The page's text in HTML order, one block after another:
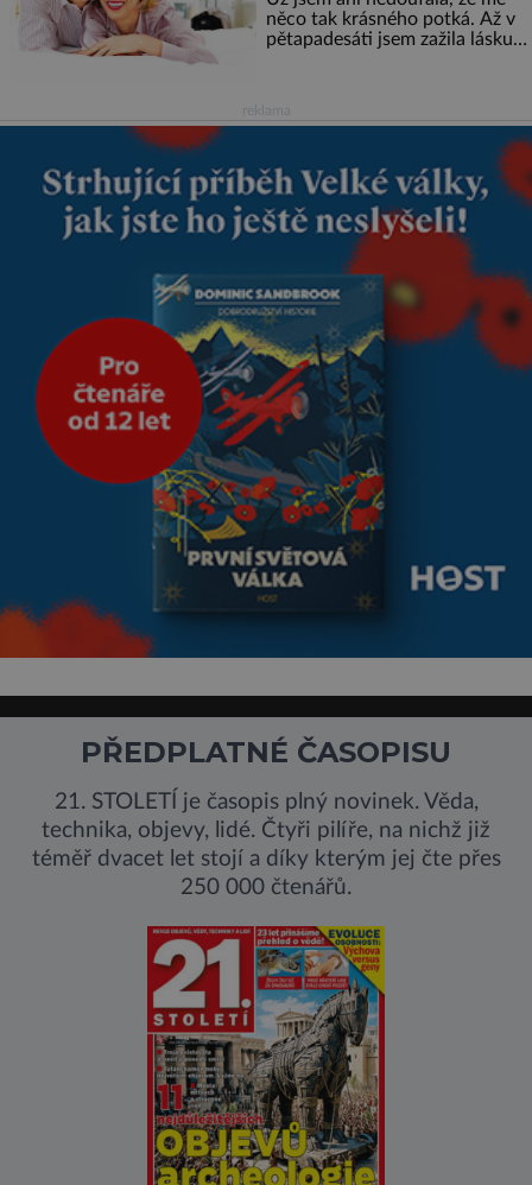
něco tak krásného potká. Až v
pětapadesáti jsem zažila lásku
nás dali dohromady, Toník byl
dobře zaopatřený mladý muž.
Manželství nám oběma moc
nesvědčilo, brzy jsme zjistili, že
PŘEDPLATNÉ ČASOPISU
21. STOLETÍ je časopis plný novinek. Věda,
technika, objevy, lidé. Čtyři pilíře, na nichž již
téměř dvacet let stojí a díky kterým jej čte přes
250 000 čtenářů.